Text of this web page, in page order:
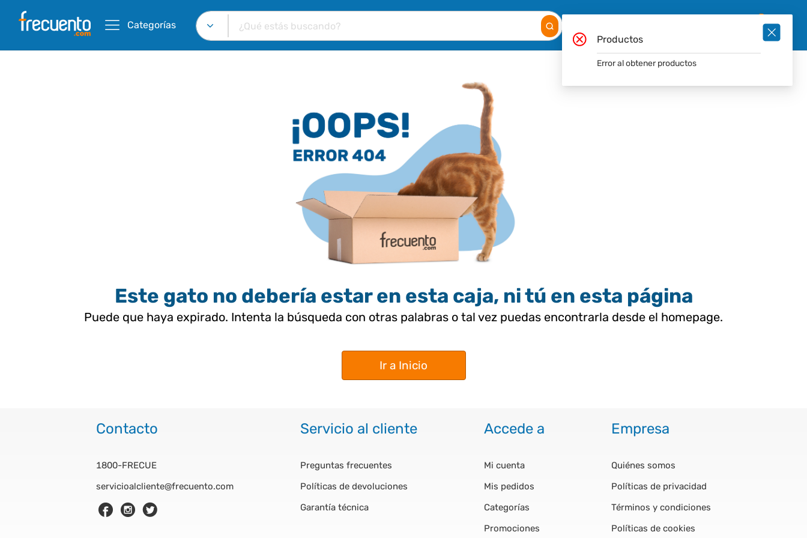
Categorías
Este gato no debería estar en esta caja, ni tú en esta página
Puede que haya expirado. Intenta la búsqueda con otras palabras o tal vez puedas encontrarla desde el homepage.
Ir a Inicio
Contacto
1800-FRECUE
servicioalcliente@frecuento.com
Servicio al cliente
Preguntas frecuentes
Políticas de devoluciones
Garantía técnica
Accede a
Mi cuenta
Mis pedidos
Categorías
Promociones
Empresa
Quiénes somos
Políticas de privacidad
Términos y condiciones
Políticas de cookies
Productos
Error al obtener productos